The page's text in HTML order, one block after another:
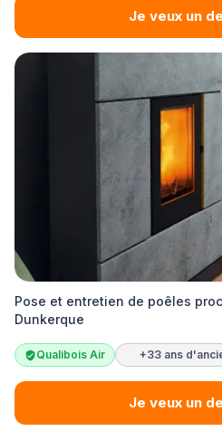
Je veux un
Pose et entretien de poêles
Dunkerque
Qualibois Air +33 ans
Je veux un